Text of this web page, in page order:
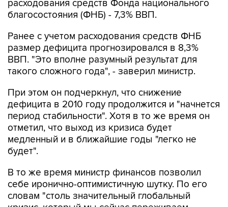
Ранее с учетом расходования средств ФНБ
ВВП. "Это вполне разумный результат для
такого сложного года", - заверил министр.
При этом он подчеркнул, что снижение
период стабильности". Хотя в то же время он
отметил, что выход из кризиса будет
медленный и в ближайшие годы "легко не
будет".
В то же время министр финансов позволил
словам "столь значительный глобальный
кризис, который мы сейчас переживаем,
случается раз в сто лет". "Надеюсь, следующий